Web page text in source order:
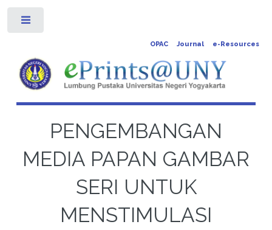
OPAC Journal e-Resources
PENGEMBANGAN
MEDIA PAPAN GAMBAR
SERI UNTUK
MENSTIMULASI